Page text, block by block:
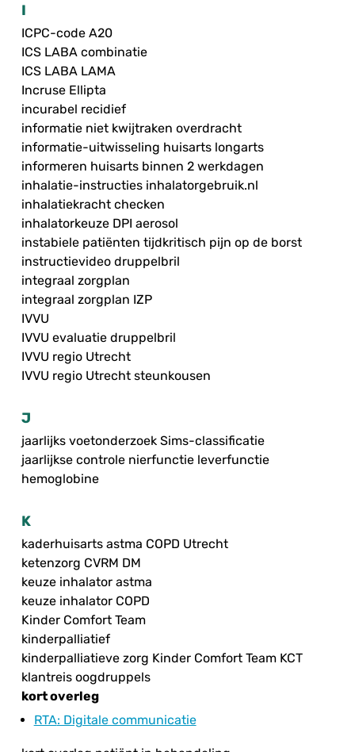
I
ICPC-code A20
ICS LABA combinatie
ICS LABA LAMA
Incruse Ellipta
incurabel recidief
informatie niet kwijtraken overdracht
informatie-uitwisseling huisarts longarts
informeren huisarts binnen 2 werkdagen
inhalatie-instructies inhalatorgebruik.nl
inhalatiekracht checken
inhalatorkeuze DPI aerosol
instabiele patiënten tijdkritisch pijn op de borst
instructievideo druppelbril
integraal zorgplan
integraal zorgplan IZP
IVVU
IVVU evaluatie druppelbril
IVVU regio Utrecht
IVVU regio Utrecht steunkousen
J
jaarlijks voetonderzoek Sims-classificatie
jaarlijkse controle nierfunctie leverfunctie
hemoglobine
K
kaderhuisarts astma COPD Utrecht
ketenzorg CVRM DM
keuze inhalator astma
keuze inhalator COPD
Kinder Comfort Team
kinderpalliatief
kinderpalliatieve zorg Kinder Comfort Team KCT
klantreis oogdruppels
kort overleg
RTA: Digitale communicatie